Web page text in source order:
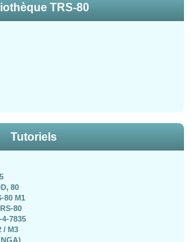
TRS-80
Tutoriels
80
80 M1
80
7835
/ M3